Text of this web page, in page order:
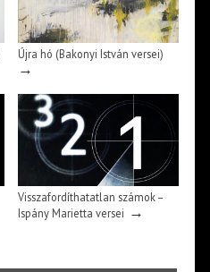
Újra hó (Bakonyi István versei)
→
Visszafordíthatatlan számok –
Ispány Marietta versei →